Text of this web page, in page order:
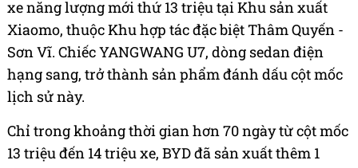
BYD sẽ tiếp tục theo đuổi chiến lược “toàn cầu hóa
gắn liền với bản địa hóa,” tăng tốc mở rộng hệ sinh
thái sản xuất tại các thị trường trọng điểm. Dẫn dắt
cam kết thúc đẩy quá trình chuyển đổi năng lượng
và tăng trưởng xanh của ngành ô tô toàn cầu.